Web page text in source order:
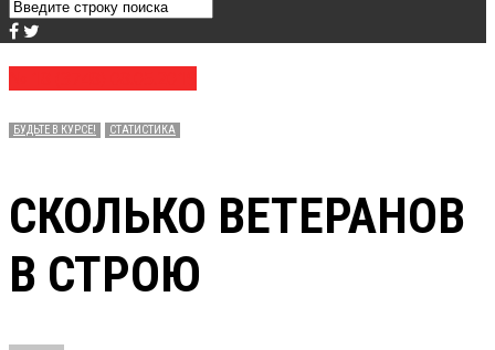
БУДЬТЕ В КУРСЕ! СТАТИСТИКА
СКОЛЬКО ВЕТЕРАНОВ
В СТРОЮ